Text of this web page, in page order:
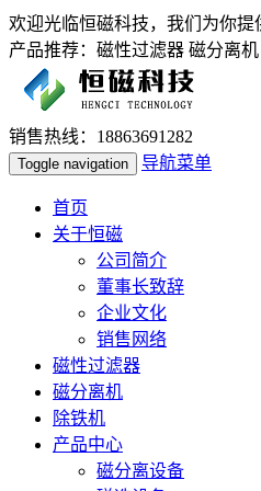
欢迎光临恒磁科技，我们为你提
产品推荐：磁性过滤器 磁分离
销售热线：18863691282
Toggle navigation 导航菜单
首页
关于恒磁
公司简介
董事长致辞
企业文化
销售网络
磁性过滤器
磁分离机
除铁机
产品中心
磁分离设备